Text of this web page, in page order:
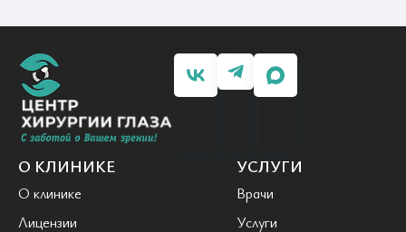
О КЛИНИКЕ
О клинике
Лицензии
УСЛУГИ
Врачи
Услуги